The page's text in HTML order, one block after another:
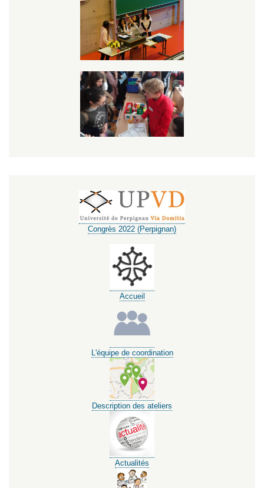
Congrès 2022 (Perpignan)
Accueil
L'équipe de coordination
Description des ateliers
Actualités